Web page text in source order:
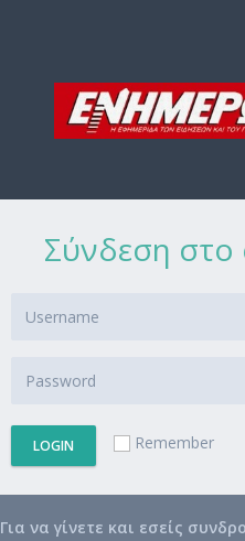
Σύνδεση στο
LOGIN Remember
Για να γίνετε και εσείς